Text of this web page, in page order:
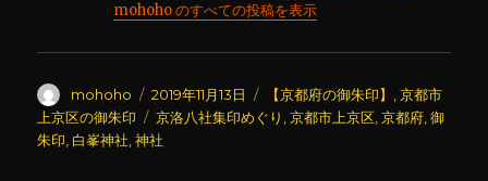
mohoho のすべての投稿を表示
投
稿
者
mohoho
投
稿
日:
2019年11月13日
カ
テ
【京都府の御朱印】 ,京都市
上京区の御朱印
タ
グ
京洛八社集印めぐり ,京都市上京区 ,京都府 ,御
朱印 白峯神社 ,神社